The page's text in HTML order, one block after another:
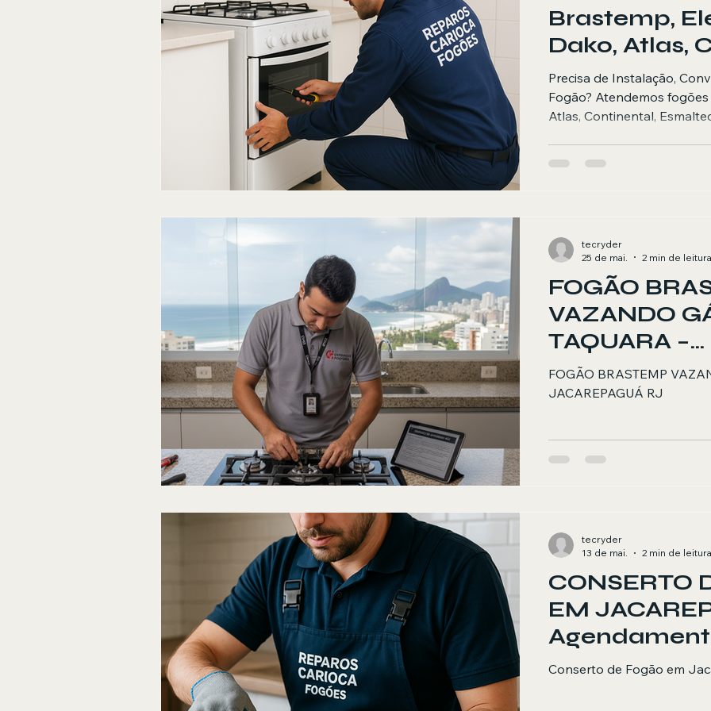
Brastemp,
Dako, Atlas,
Esmaltec e
de Janeiro
Precisa de Instalação,
Fogão? Atendemos
Atlas, Continental,
FOGÃO
VAZANDO
TAQUARA –
FOGÃO BRASTEMP
JACAREPAGUÁ RJ
tecryder
25 de mai.
2 min de leitura
CONSERTO
EM
Conserto de Fogão em
tecryder
13 de mai.
2 min de leitura